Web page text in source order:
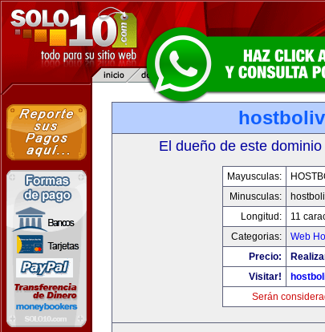
El dueño de este
Mayusculas:
Minusculas:
Longitud:
11
Categorias:
Web
Precio:
Visitar!
Serán